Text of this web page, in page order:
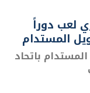
لعب دوراً
المستدام
باتحاد